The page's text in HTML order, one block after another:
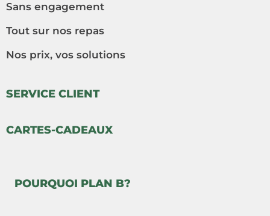
Sans engagement
Tout sur nos repas
Nos prix, vos solutions
SERVICE CLIENT
CARTES-CADEAUX
POURQUOI PLAN B?